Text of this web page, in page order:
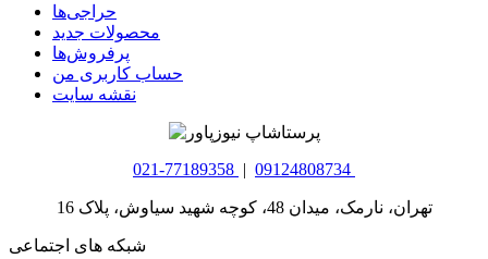
حراجی‌ها
محصولات جدید
پرفروش‌ها
حساب کاربری من
نقشه سایت
021-77189358 | 09124808734
تهران، نارمک، میدان 48، کوچه شهید سیاوش، پلاک 16
شبکه های اجتماعی